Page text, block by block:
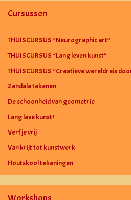
Cursussen
THUISCURSUS “Neurographic art”
THUISCURSUS “Lang leven kunst”
THUISCURSUS “Creatieve wereldreis
Zendala tekenen
De schoonheid van geometrie
Lang leve kunst!
Verf je vrij
Van krijt tot kunstwerk
Houtskool tekeningen